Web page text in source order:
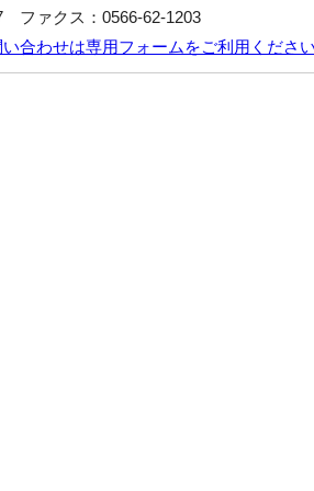
ファクス：0566-62-1203
合わせは専用フォームをご利用くださ